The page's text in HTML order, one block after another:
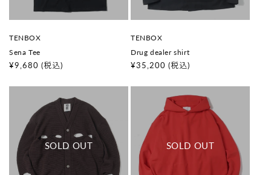
販
元
:
TENBOX
Sena Tee
通
価
¥9,680 (税込)
販
元
:
TENBOX
Drug dealer shirt
通
価
¥35,200 (税込)